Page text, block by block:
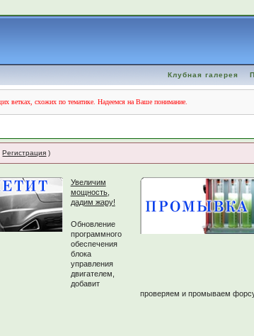
Клубная галерея
ветках, схожих по тематике. Надеемся на Ваше понимание.
Регистрация )
Увеличим
мощность,
дадим жару!
Обновление
программного
обеспечения
блока
управления
двигателем,
добавит
проверяем и промываем